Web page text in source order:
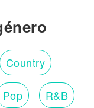
Country
Pop R&B